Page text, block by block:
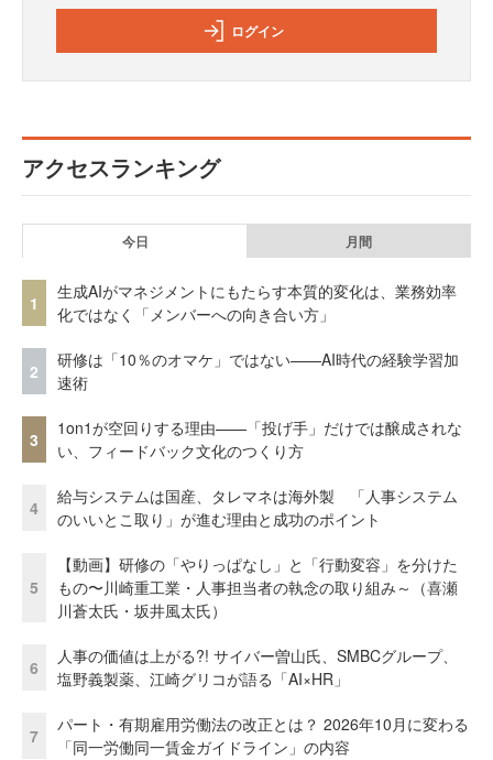
ログイン
アクセスランキング
今日 月間
1
生成AIがマネジメントにもたらす本質的変化は、業務効率
化ではなく「メンバーへの向き合い方」
2
研修は「10％のオマケ」ではない——AI時代の経験学習加
速術
3
1on1が空回りする理由——「投げ手」だけでは醸成されな
い、フィードバック文化のつくり方
4
給与システムは国産、タレマネは海外製 「人事システム
のいいとこ取り」が進む理由と成功のポイント
5
【動画】研修の「やりっぱなし」と「行動変容」を分けた
もの〜川崎重工業・人事担当者の執念の取り組み～（喜瀬
川蒼太氏・坂井風太氏）
6
人事の価値は上がる?! サイバー曽山氏、SMBCグループ、
塩野義製薬、江崎グリコが語る「AI×HR」
7
パート・有期雇用労働法の改正とは？ 2026年10月に変わる
「同一労働同一賃金ガイドライン」の内容